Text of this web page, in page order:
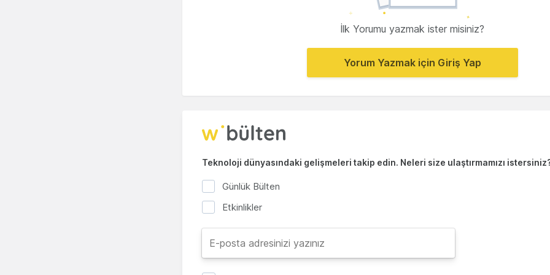
İlk Yorumu yazmak ister misiniz?
Yorum Yazmak için Giriş Yap
Teknoloji dünyasındaki gelişmeleri takip edin. Neleri size ulaştırmamızı
Günlük Bülten
Etkinlikler